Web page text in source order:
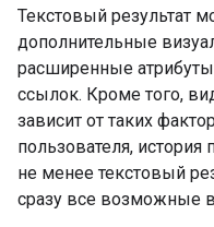
Текстовый результат
дополнительные
расширенные
ссылок. Кроме того,
зависит от таких
пользователя,
не менее текстовый
сразу все возможные